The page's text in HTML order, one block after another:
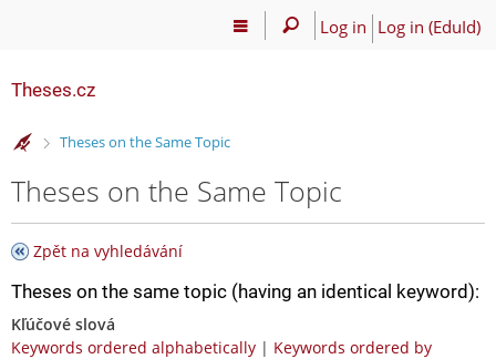
Log in Log in (EduId)
Theses.cz
>
Theses on the Same Topic
Theses on the Same Topic
Zpět na vyhledávání
Theses on the same topic (having an identical keyword):
Kľúčové slová
Keywords ordered alphabetically | Keywords ordered by